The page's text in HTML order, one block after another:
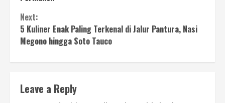
Next:
5 Kuliner Enak Paling Terkenal di Jalur Pantura, Nasi
Megono hingga Soto Tauco
Leave a Reply